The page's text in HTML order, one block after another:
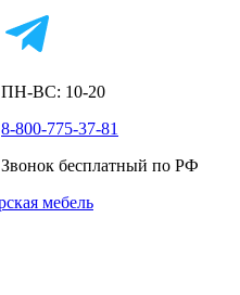
ПН-ВС: 10-20
8-800-775-37-81
Звонок бесплатный по РФ